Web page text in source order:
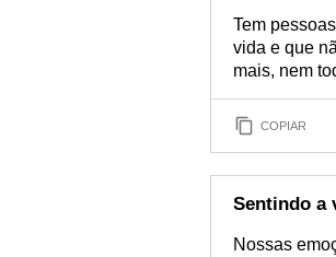
Tem
vida e que
mais, nem
COPIAR
Sentindo a
Nossas